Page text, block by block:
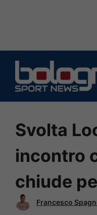
contenuto
Svolta
incontro
chiude
Francesco